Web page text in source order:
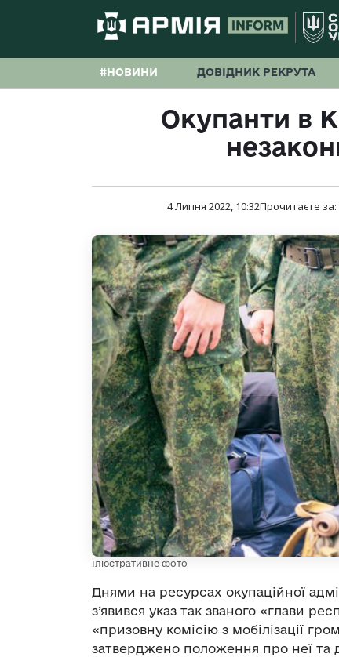
#НОВИНИ ДОВІДНИК РЕКРУТА
Окупанти в
4 Липня 2022, 10:32Прочитаєте за:
Ілюстративне фото
Днями на ресурсах окупаційної
з’явився указ так званого «глави
«призовну комісію з мобілізації
затверджено положення про неї та